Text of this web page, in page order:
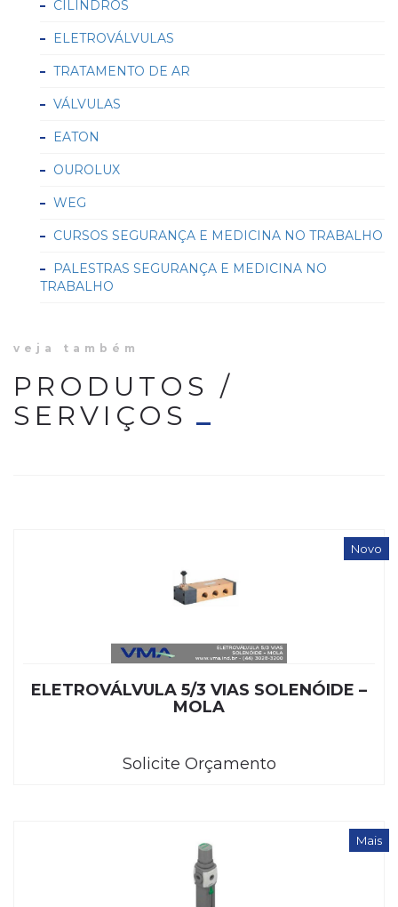
CILINDROS
ELETROVÁLVULAS
TRATAMENTO DE AR
VÁLVULAS
EATON
OUROLUX
WEG
CURSOS SEGURANÇA E MEDICINA NO TRABALHO
PALESTRAS SEGURANÇA E MEDICINA NO
TRABALHO
veja também
PRODUTOS /
SERVIÇOS
ELETROVÁLVULA 5/3 VIAS SOLENÓIDE –
MOLA
Solicite Orçamento
Novo
Mais